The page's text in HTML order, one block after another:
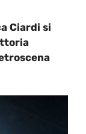
Ciardi si